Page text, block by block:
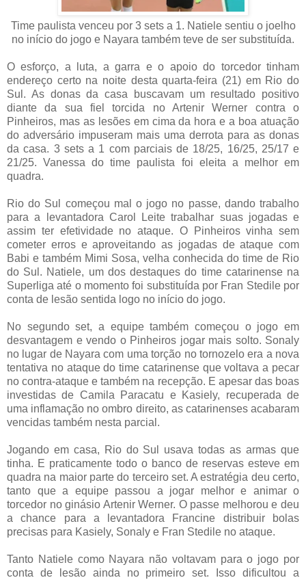
Time paulista venceu por 3 sets a 1. Natiele sentiu o joelho
no início do jogo e Nayara também teve de ser substituída.
O esforço, a luta, a garra e o apoio do torcedor tinham
endereço certo na noite desta quarta-feira (21) em Rio do
Sul. As donas da casa buscavam um resultado positivo
diante da sua fiel torcida no Artenir Werner contra o
Pinheiros, mas as lesões em cima da hora e a boa atuação
do adversário impuseram mais uma derrota para as donas
da casa. 3 sets a 1 com parciais de 18/25, 16/25, 25/17 e
21/25. Vanessa do time paulista foi eleita a melhor em
quadra.
Rio do Sul começou mal o jogo no passe, dando trabalho
para a levantadora Carol Leite trabalhar suas jogadas e
assim ter efetividade no ataque. O Pinheiros vinha sem
cometer erros e aproveitando as jogadas de ataque com
Babi e também Mimi Sosa, velha conhecida do time de Rio
do Sul. Natiele, um dos destaques do time catarinense na
Superliga até o momento foi substituída por Fran Stedile por
conta de lesão sentida logo no início do jogo.
No segundo set, a equipe também começou o jogo em
desvantagem e vendo o Pinheiros jogar mais solto. Sonaly
no lugar de Nayara com uma torção no tornozelo era a nova
tentativa no ataque do time catarinense que voltava a pecar
no contra-ataque e também na recepção. E apesar das boas
investidas de Camila Paracatu e Kasiely, recuperada de
uma inflamação no ombro direito, as catarinenses acabaram
vencidas também nesta parcial.
Jogando em casa, Rio do Sul usava todas as armas que
tinha. E praticamente todo o banco de reservas esteve em
quadra na maior parte do terceiro set. A estratégia deu certo,
tanto que a equipe passou a jogar melhor e animar o
torcedor no ginásio Artenir Werner. O passe melhorou e deu
a chance para a levantadora Francine distribuir bolas
precisas para Kasiely, Sonaly e Fran Stedile no ataque.
Tanto Natiele como Nayara não voltavam para o jogo por
conta de lesão ainda no primeiro set. Isso dificultou a